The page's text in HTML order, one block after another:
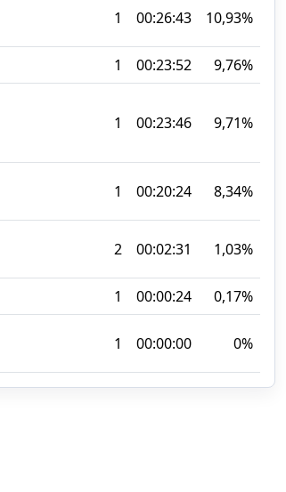
1 00:26:43 10,93%
1 00:23:52
9,76%
1 00:23:46 9,71%
1 00:20:24 8,34%
2 00:02:31 1,03%
1 00:00:24
0,17%
1 00:00:00 0%